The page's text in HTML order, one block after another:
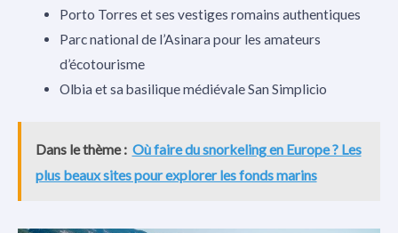
Porto Torres et ses vestiges romains authentiques
Parc national de l’Asinara pour les amateurs
d’écotourisme
Olbia et sa basilique médiévale San Simplicio
Dans le thème : Où faire du snorkeling en Europe ? Les
plus beaux sites pour explorer les fonds marins